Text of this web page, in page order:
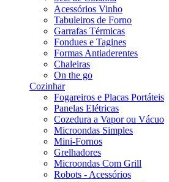
Acessórios Vinho
Tabuleiros de Forno
Garrafas Térmicas
Fondues e Tagines
Formas Antiaderentes
Chaleiras
On the go
Cozinhar
Fogareiros e Placas Portáteis
Panelas Elétricas
Cozedura a Vapor ou Vácuo
Microondas Simples
Mini-Fornos
Grelhadores
Microondas Com Grill
Robots - Acessórios